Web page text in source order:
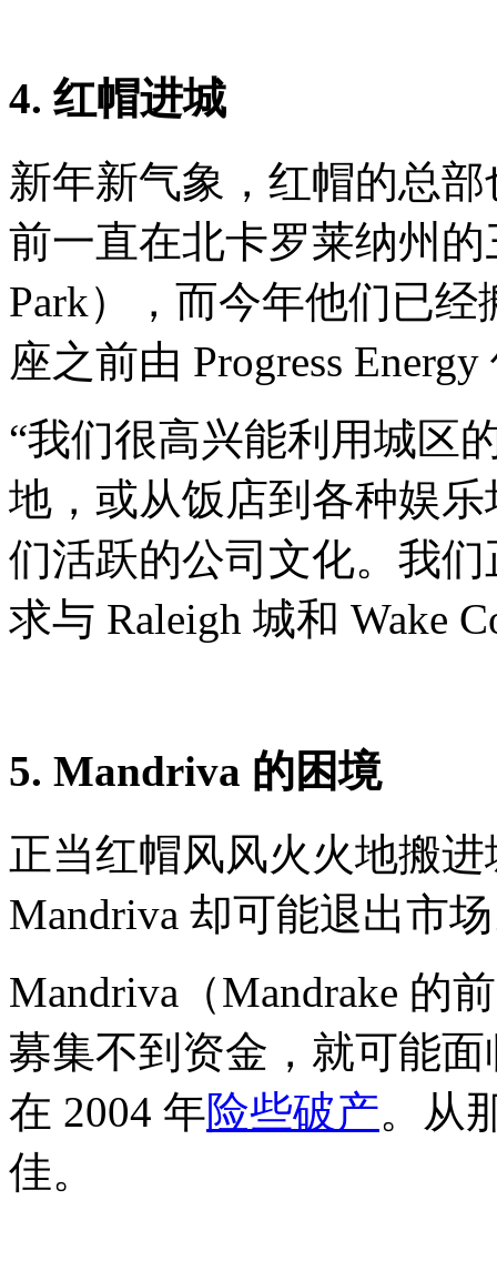
4. 红帽进城
新年新气象，红帽的总
前一直在北卡罗莱纳州的
Park），而今年他们已
座之前由 Progress
“我们很高兴能利用城区
地，或从饭店到各种娱
们活跃的公司文化。我
求与 Raleigh 城和 Wake
5. Mandriva 的困境
正当红帽风风火火地搬
Mandriva 却可能退出市
Mandriva（Mandrake 的
募集不到资金，就可能
在 2004 年险些破产。从
佳。